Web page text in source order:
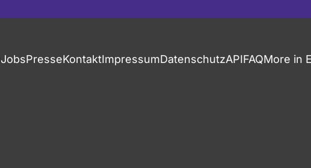
JobsPresseKontaktImpressumDatenschutzAPIFAQMore in